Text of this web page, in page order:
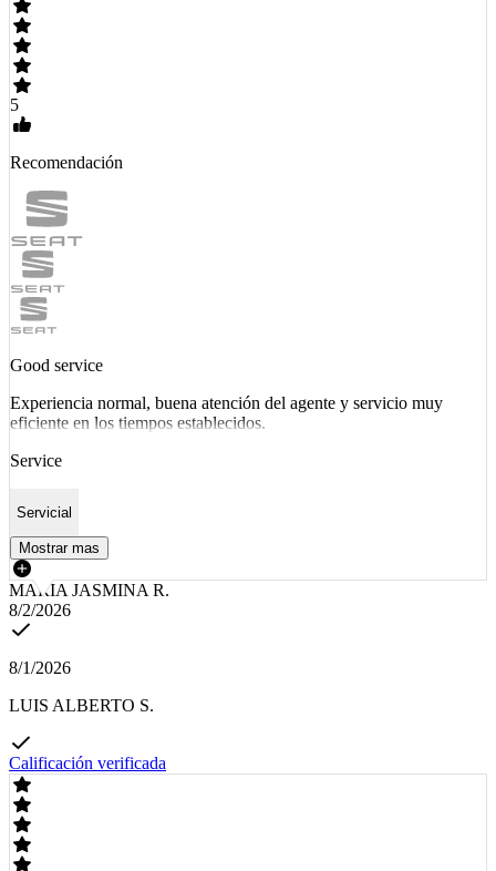
5
Recomendación
Good service
Experiencia normal, buena atención del agente y servicio muy
eficiente en los tiempos establecidos.
Service
Servicial
Mostrar mas
MARIA JASMINA R.
8/2/2026
8/1/2026
LUIS ALBERTO S.
Calificación verificada